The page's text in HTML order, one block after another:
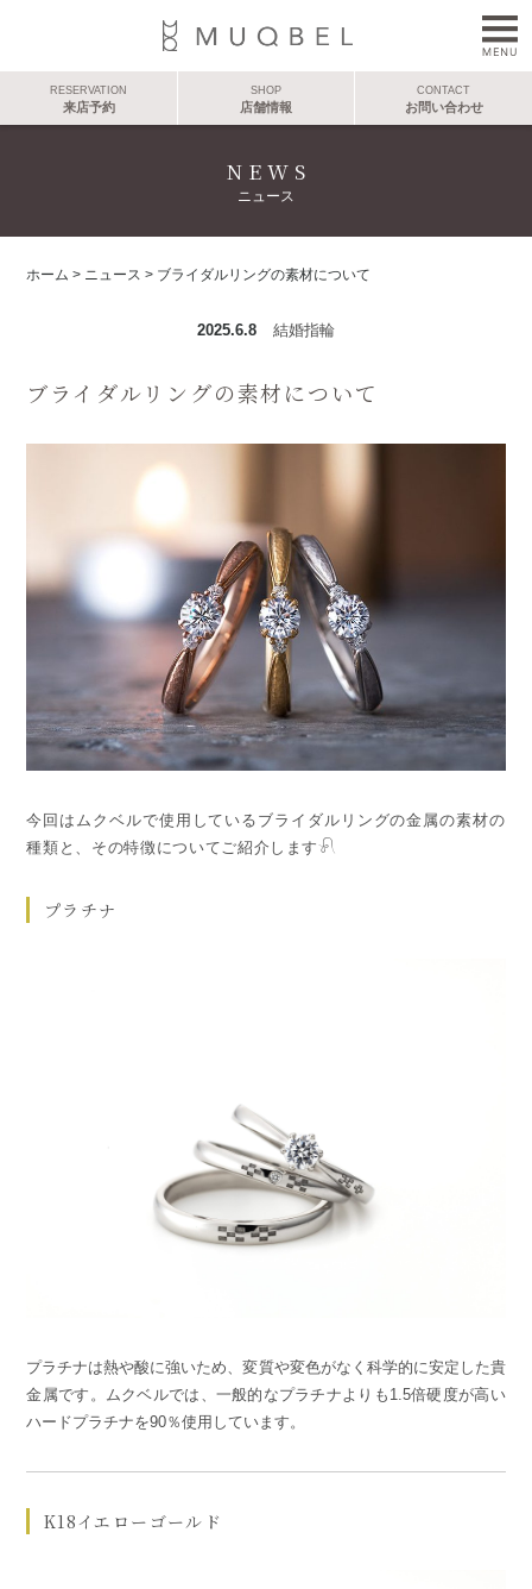
RESERVATION
来店予約
SHOP
店舗情報
CONTACT
お問い合わせ
NEWS
ニュース
ホーム > ニュース > ブライダルリングの素材について
2025.6.8 結婚指輪
ブライダルリングの素材について
今回はムクベルで使用しているブライダルリングの金属の素材の
種類と、その特徴についてご紹介します𓍯
プラチナ
プラチナは熱や酸に強いため、変質や変色がなく科学的に安定した貴
金属です。ムクベルでは、一般的なプラチナよりも1.5倍硬度が高い
ハードプラチナを90％使用しています。
K18イエローゴールド